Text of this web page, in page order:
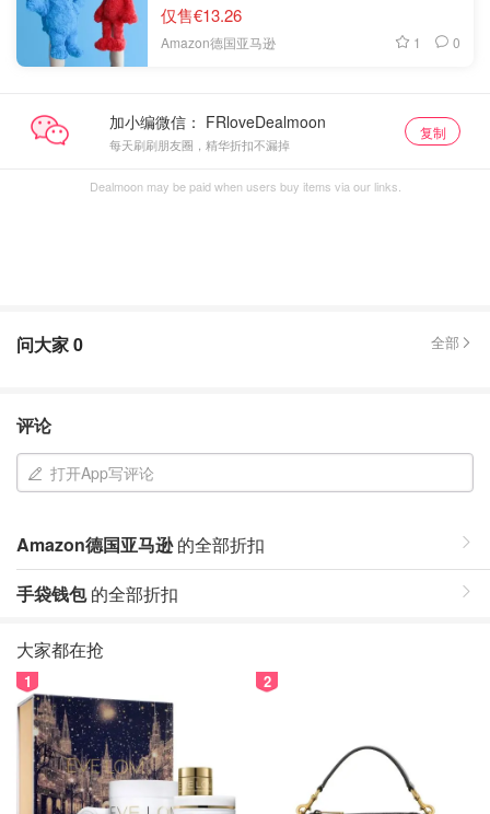
仅售€13.26
Amazon德国亚马逊 1 0
加小编微信：
每天刷刷朋友圈，精华折扣不漏掉
复制
Dealmoon may be paid when users buy items via our links.
问大家0 全部
评论
打开App写评论
Amazon德国亚马逊的全部折扣
手袋钱包的全部折扣
大家都在抢
1 2